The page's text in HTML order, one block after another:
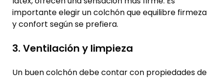
importante elegir un colchón que equilibre firmeza
y confort según se prefiera.
3. Ventilación y limpieza
Un buen colchón debe contar con propiedades de